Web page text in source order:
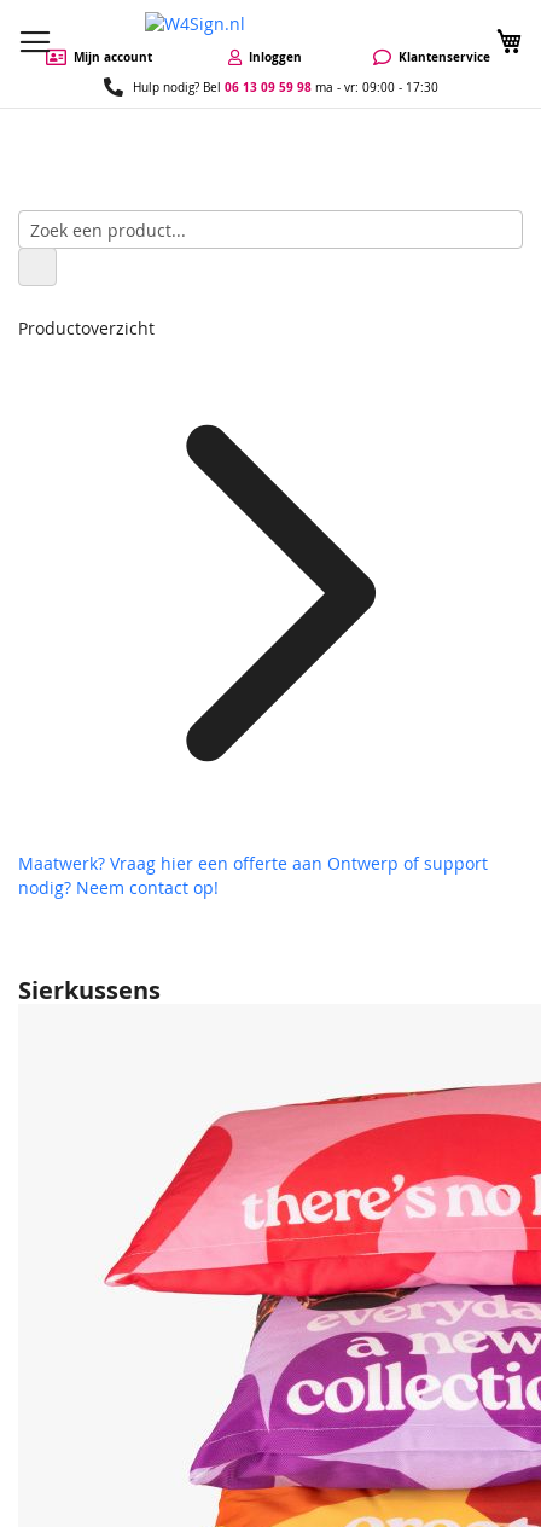
Mijn account Inloggen Klantenservice
Hulp nodig? Bel 06 13 09 59 98ma - vr: 09:00 - 17:30
Sierkussens
Productoverzicht
Maatwerk? Vraag hier een offerte aan Ontwerp of support
nodig? Neem contact op!